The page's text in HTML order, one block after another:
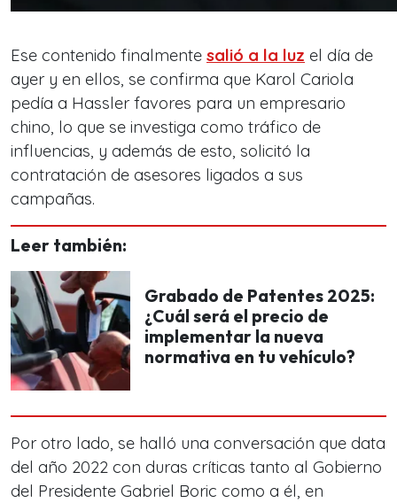
Ese contenido finalmente salió a la luz el día de
ayer y en ellos, se confirma que Karol Cariola
pedía a Hassler favores para un empresario
chino, lo que se investiga como tráfico de
influencias, y además de esto, solicitó la
contratación de asesores ligados a sus
campañas.
Leer también:
Grabado de Patentes 2025:
¿Cuál será el precio de
implementar la nueva
normativa en tu vehículo?
Por otro lado, se halló una conversación que data
del año 2022 con duras críticas tanto al Gobierno
del Presidente Gabriel Boric como a él, en